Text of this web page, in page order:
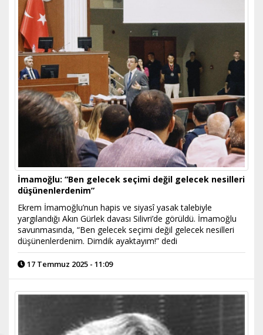
İmamoğlu: “Ben gelecek seçimi değil gelecek nesilleri
düşünenlerdenim”
Ekrem İmamoğlu’nun hapis ve siyasî yasak talebiyle
yargılandığı Akın Gürlek davası Silivri’de görüldü. İmamoğlu
savunmasında, “Ben gelecek seçimi değil gelecek nesilleri
düşünenlerdenim. Dimdik ayaktayım!” dedi
17 Temmuz 2025 - 11:09